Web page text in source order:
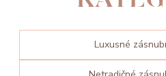
Luxusné